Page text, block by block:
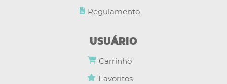
Regulamento
USUÁRIO
Carrinho
Favoritos